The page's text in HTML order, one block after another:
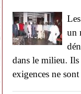
un
dans le milieu. Ils
exigences ne